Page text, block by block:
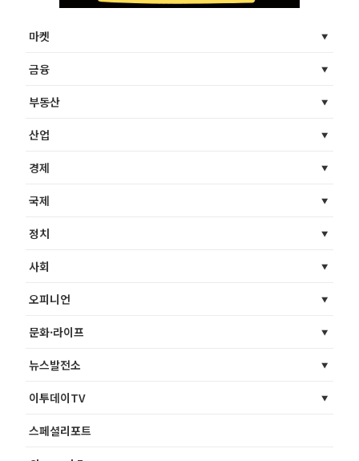
마켓
금융
부동산
산업
경제
국제
정치
사회
오피니언
문화·라이프
뉴스발전소
이투데이TV
스페셜리포트